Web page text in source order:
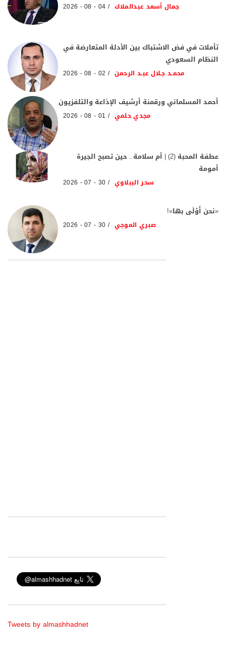
جمال أسعد عبدالملاك 04 - 08 - 2026
تأملات في فض الاشتباك بين الأدلة المتعارضة في
النظام السعودي
محمـد جـلال عبـد الرحمن 02 - 08 - 2026
أحمد المسلماني ورقمنة أرشيف الإذاعة والتلفزيون
مجدي حلمي 01 - 08 - 2026
عطفة المحبة (2) | أم سلامة.. حين تصبح الجيرة
أمومة
سحر الببلاوي 30 - 07 - 2026
«نحن أَوْلَى بها»!
صبري الموجي 30 - 07 - 2026
Tweets by almashhadnet